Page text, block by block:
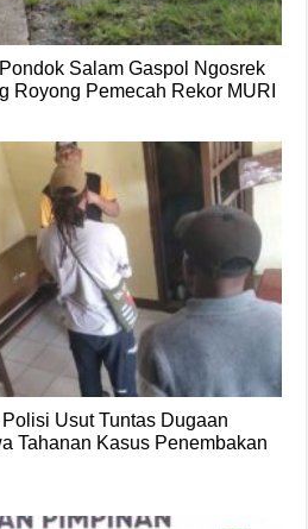
Salam Gaspol Ngosrek
Royong Pemecah Rekor MURI
Usut Tuntas Dugaan
Tahanan Kasus Penembakan